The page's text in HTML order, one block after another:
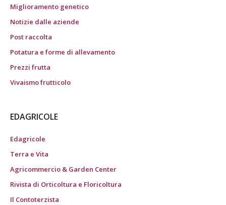
Miglioramento genetico
Notizie dalle aziende
Post raccolta
Potatura e forme di allevamento
Prezzi frutta
Vivaismo frutticolo
EDAGRICOLE
Edagricole
Terra e Vita
Agricommercio & Garden Center
Rivista di Orticoltura e Floricoltura
Il Contoterzista